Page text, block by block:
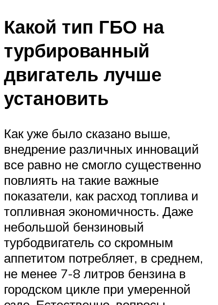
Какой тип ГБО на
турбированный
двигатель лучше
установить
Как уже было сказано выше,
внедрение различных инноваций
все равно не смогло существенно
повлиять на такие важные
показатели, как расход топлива и
топливная экономичность. Даже
небольшой бензиновый
турбодвигатель со скромным
аппетитом потребляет, в среднем,
не менее 7-8 литров бензина в
городском цикле при умеренной